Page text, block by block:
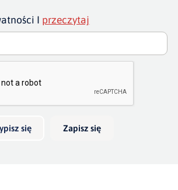
80 cm/ w najwyższym punkcie 87-88
sofy :
o produkcie
Bardzo dobry
o produkcie
I przeczytaj
się Zapisz się